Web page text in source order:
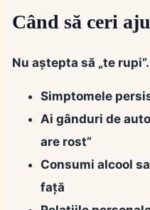
Când să ceri
Nu aștepta să „te rupi”.
Simptomele
Ai gânduri de
are rost”
Consumi alcool
față